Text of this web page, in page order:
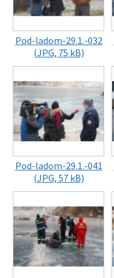
Pod-ladom-29.1.-032
(JPG, 75 kB)
Pod-ladom-29.1.-041
(JPG, 57 kB)